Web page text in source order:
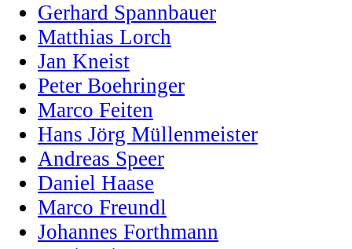
Gerhard Spannbauer
Matthias Lorch
Jan Kneist
Peter Boehringer
Marco Feiten
Hans Jörg Müllenmeister
Andreas Speer
Daniel Haase
Marco Freundl
Johannes Forthmann